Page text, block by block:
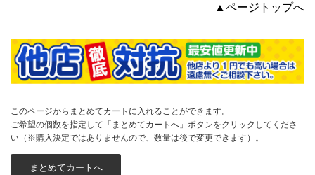
▲ページトップへ
このページからまとめてカートに入れることができます。
ご希望の個数を指定して「まとめてカートへ」ボタンをクリックしてくださ
い（※購入決定ではありませんので、数量は後で変更できます）。